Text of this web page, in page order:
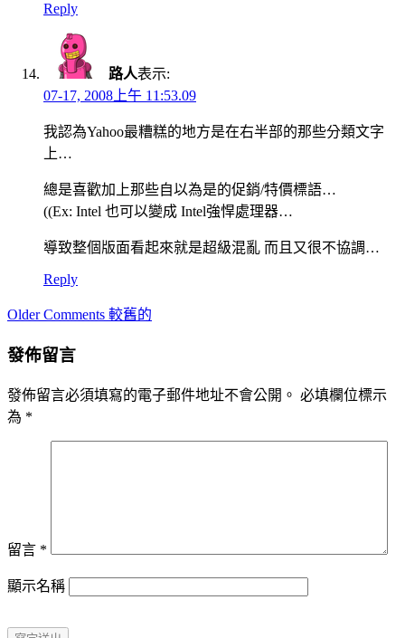
Reply
路人表示:
07-17, 2008上午 11:53.09
我認為Yahoo最糟糕的地方是在右半部的那些分類文字
上…
總是喜歡加上那些自以為是的促銷/特價標語…
((Ex: Intel 也可以變成 Intel強悍處理器…
導致整個版面看起來就是超級混亂 而且又很不協調…
Reply
Comment
Older Comments 較舊的
發佈留言
發佈留言必須填寫的電子郵件地址不會公開。 必填欄位標示
為 *
留言 *
顯示名稱